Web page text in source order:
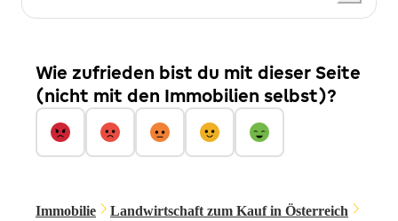
Wie zufrieden bist du mit dieser Seite
(nicht mit den Immobilien selbst)?
Immobilie
Landwirtschaft zum Kauf in Österreich